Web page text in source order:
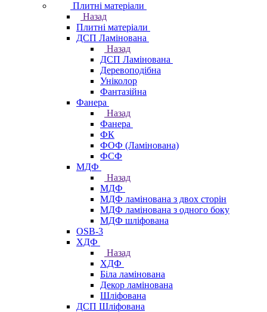
Плитні матеріали
Назад
Плитні матеріали
ДСП Ламінована
Назад
ДСП Ламінована
Деревоподібна
Уніколор
Фантазійна
Фанера
Назад
Фанера
ФК
ФОФ (Ламінована)
ФСФ
МДФ
Назад
МДФ
МДФ ламінована з двох сторін
МДФ ламінована з одного боку
МДФ шліфована
OSB-3
ХДФ
Назад
ХДФ
Біла ламінована
Декор ламінована
Шліфована
ДСП Шліфована